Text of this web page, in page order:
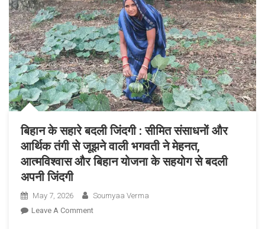
समावेशी
विकास
की
दिशा
में
एक
ऐतिहासिक
पहल
बिहान के सहारे बदली जिंदगी : सीमित संसाधनों और
आर्थिक तंगी से जूझने वाली भगवती ने मेहनत,
आत्मविश्वास और बिहान योजना के सहयोग से बदली
अपनी जिंदगी
May 7, 2026
Soumyaa Verma
Leave A CommentOn